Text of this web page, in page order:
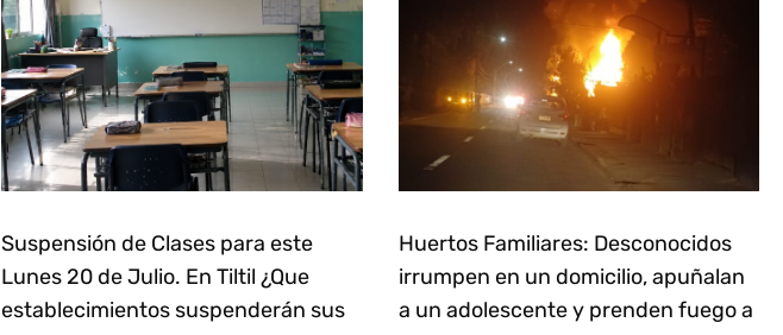
Suspensión de Clases para este
Lunes 20 de Julio. En Tiltil ¿Que
establecimientos suspenderán sus
Huertos Familiares: Desconocidos
irrumpen en un domicilio, apuñalan
a un adolescente y prenden fuego a